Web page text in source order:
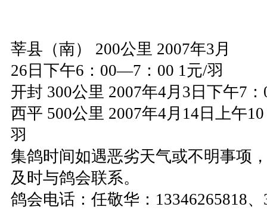
莘县（南） 200公里 2007年3月
26日下午6：00—7：00 1元/羽
开封 300公里 2007年4月3日下午7
西平 500公里 2007年4月14日上午
羽
集鸽时间如遇恶劣天气或不明事项
及时与鸽会联系。
鸽会电话：任敬华：13346265818